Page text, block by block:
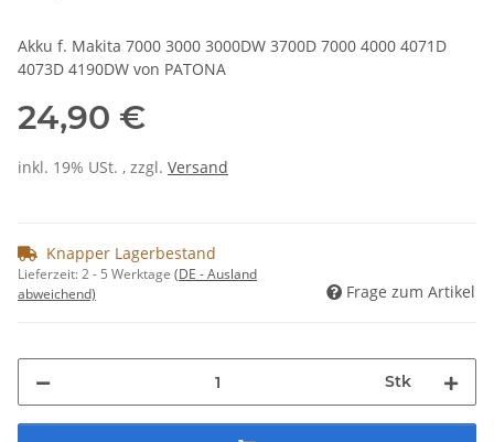
Akku f. Makita 7000 3000 3000DW 3700D 7000 4000 4071D
4073D 4190DW von PATONA
24,90 €
inkl. 19% USt. , zzgl. Versand
Knapper Lagerbestand
Lieferzeit:2 - 5 Werktage (DE - Ausland
abweichend)
Frage zum Artikel
Stk